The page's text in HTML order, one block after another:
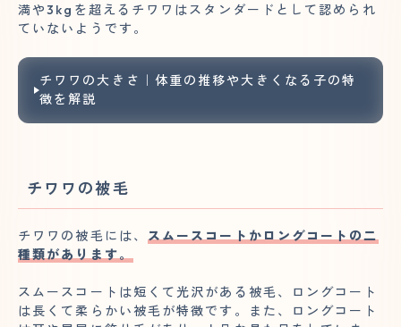
満や3kgを超えるチワワはスタンダードとして認められ
ていないようです。
チワワの大きさ｜体重の推移や大きくなる子の特
徴を解説
チワワの被毛
チワワの被毛には、 スムースコートかロングコートの二
種類があります。
スムースコートは短くて光沢がある被毛、ロングコート
は長くて柔らかい被毛が特徴です。また、ロングコート